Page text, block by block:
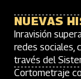
NUEVAS
Inravisión
redes sociales,
través del
Cortometraje